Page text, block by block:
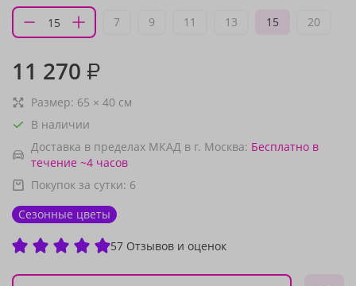
7 9 11 13 15 20
11 270 ₽
Размер: 65 × 40 см
В наличии
Доставка в пределах МКАД в г. Москва: Бесплатно в
течение ~4 часов
Покупок за сутки: 6
Сезонные цветы
57 Отзывов и оценок